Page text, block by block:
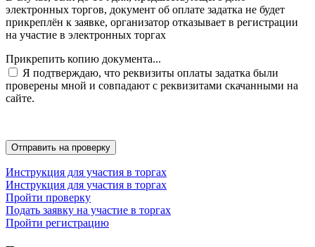
электронных торгов, документ об оплате задатка не будет
прикреплён к заявке, организатор отказывает в регистрации
на участие в электронных торгах
Прикрепить копию документа...
Я подтверждаю, что реквизиты оплаты задатка были
проверены мной и совпадают с реквизитами скачанными на
сайте.
Инструкция для участия в торгах
Инструкция для участия в торгах
Пройти проверку
Подать заявку на участие в торгах
Пройти регистрацию